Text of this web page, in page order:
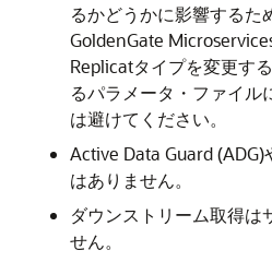
るかどうかに影響するた
GoldenGate
Replicatタイプを変更す
るパラメータ・ファイル
は避けてください。
Active Data Guard
はありません。
ダウンストリーム取得は
せん。